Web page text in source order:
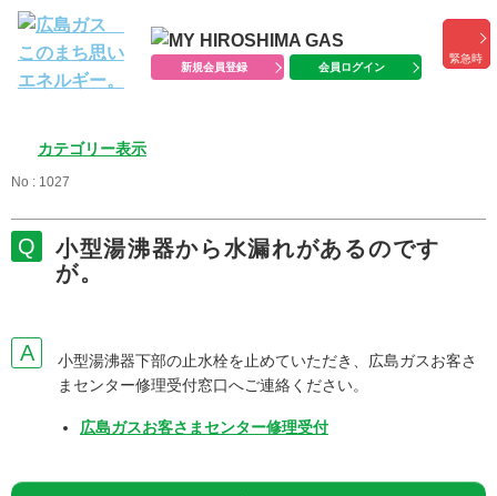
新規会員登録 会員ログイン
緊急時
カテゴリー表示
No : 1027
小型湯沸器から水漏れがあるのです
が。
小型湯沸器下部の止水栓を止めていただき、広島ガスお客さ
まセンター修理受付窓口へご連絡ください。
広島ガスお客さまセンター修理受付